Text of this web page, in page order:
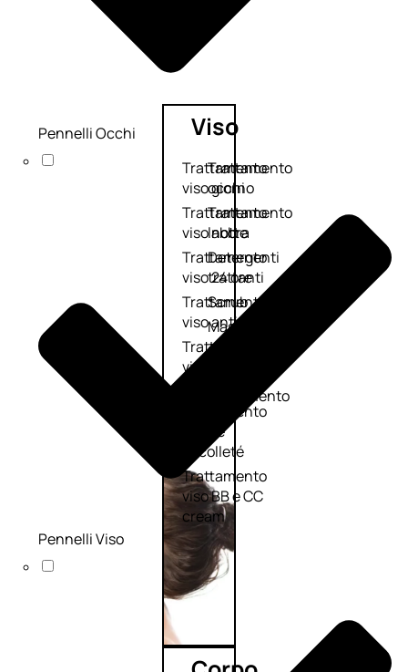
Viso
Trattamento
viso giorno
Trattamento
viso notte
Trattamento
viso 24 ore
Trattamento
viso antietà
Trattamento
viso
Trattamento
collo e
décolleté
Trattamento
viso BB e CC
cream
Trattamento
occhi
Trattamento
labbra
Detergenti
trattanti
Scrub
Maschere
Sieri
trattamento
Pennelli Occhi
Pennelli Viso